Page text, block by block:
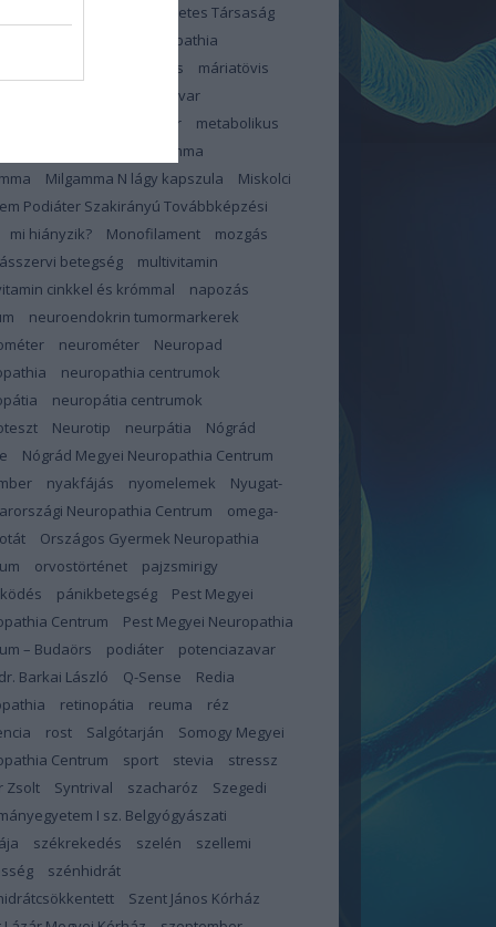
Magyar Diabetes Társaság
makulopathia
március
máriatövis
memóriazavar
merevedési zavar
metabolikus
milgamma
Milgamma N lágy kapszula
Miskolci
Podiáter Szakirányú Továbbképzési
mi hiányzik? Monofilament
mozgás
betegség
multivitamin
cinkkel és krómmal
napozás
neuroendokrin tumormarkerek
neurométer
Neuropad
neuropathia centrumok
neuropátia centrumok
Neurotip neurpátia
Nógrád
Nógrád Megyei Neuropathia Centrum
nyakfájás nyomelemek
Nyugat-
Neuropathia Centrum
omega-
Országos Gyermek Neuropathia
orvostörténet
pajzsmirigy
pánikbetegség
Pest Megyei
Centrum
Pest Megyei Neuropathia
– Budaörs
podiáter
potenciazavar
Barkai László
Q-Sense
Redia
retinopátia reuma
réz
rost Salgótarján
Somogy Megyei
Centrum
sport stevia
stressz
Zsolt
Syntrival szacharóz
Szegedi
I sz. Belgyógyászati
székrekedés szelén
szellemi
szénhidrát
Szent János Kórház